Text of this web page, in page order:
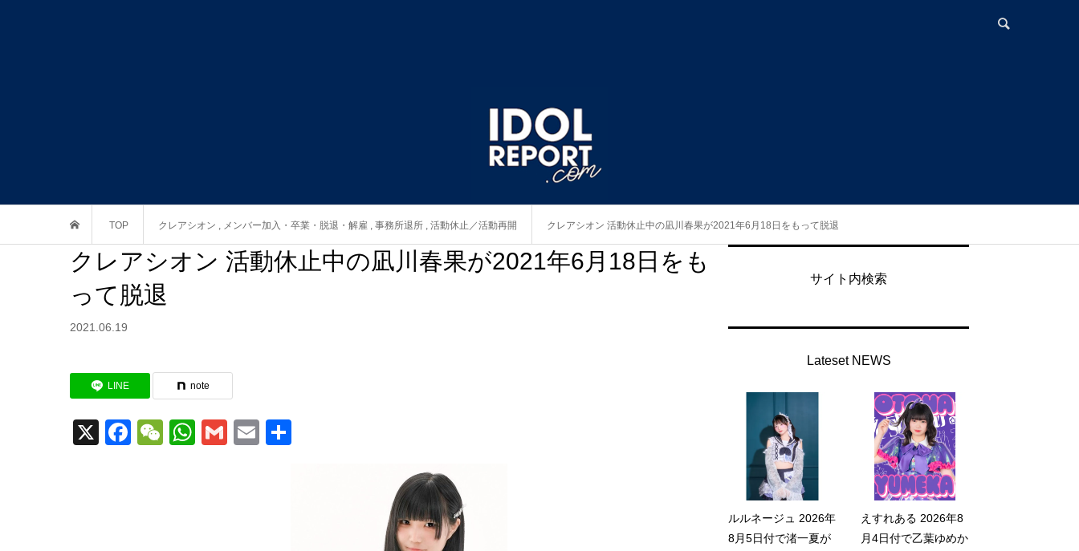
TOP クレアシオン , メンバー加入・卒業・脱退・解雇 , 事務所退所 , 活動休止／活動再開 クレアシオン 活動休止中の凪川春果が2021年6月18日をもって脱退
クレアシオン 活動休止中の凪川春果が2021年6月18日をも
って脱退
2021.06.19
LINE note
X Facebook
WeChat
WhatsApp
GmailEmail
サイト内検索
Lateset NEWS
ルルネージュ 2026年
8月5日付で渚一夏が
えすれある 2026年8
月4日付で乙葉ゆめか